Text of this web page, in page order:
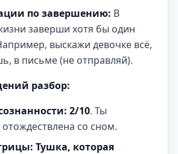
по завершению: В
заверши хотя бы один
выскажи девочке всё,
в письме (не отправляй).
разбор:
2/10. Ты
со сном.
Тушка, которая